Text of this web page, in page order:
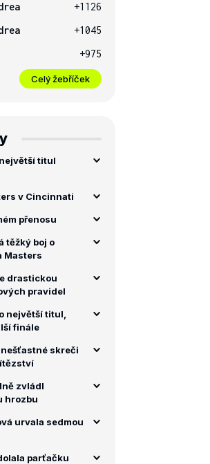
+1126
+1045
+975
Celý žebříček
titul
v Cincinnati
přenosu
těžký boj o
Masters
drastickou
pravidel
největší titul,
finále
skreči
zvládl
hrozbu
urvala sedmou
parťačku